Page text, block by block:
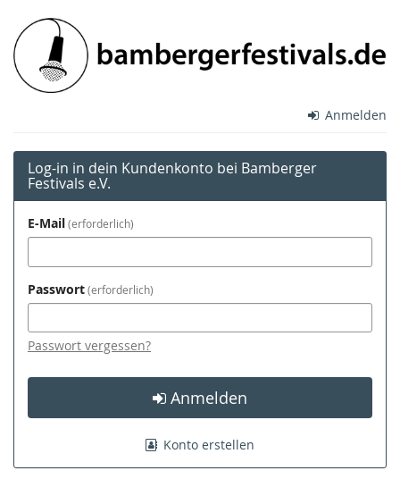
Zum
Haupt-
Inhalt
springen
Bamberger
Festivals
e.V.
Anmelden
Log-in in dein Kundenkonto bei Bamberger
Festivals e.V.
E-Mail erforderlich
Passwort erforderlich
Passwort vergessen?
Anmelden
Konto erstellen